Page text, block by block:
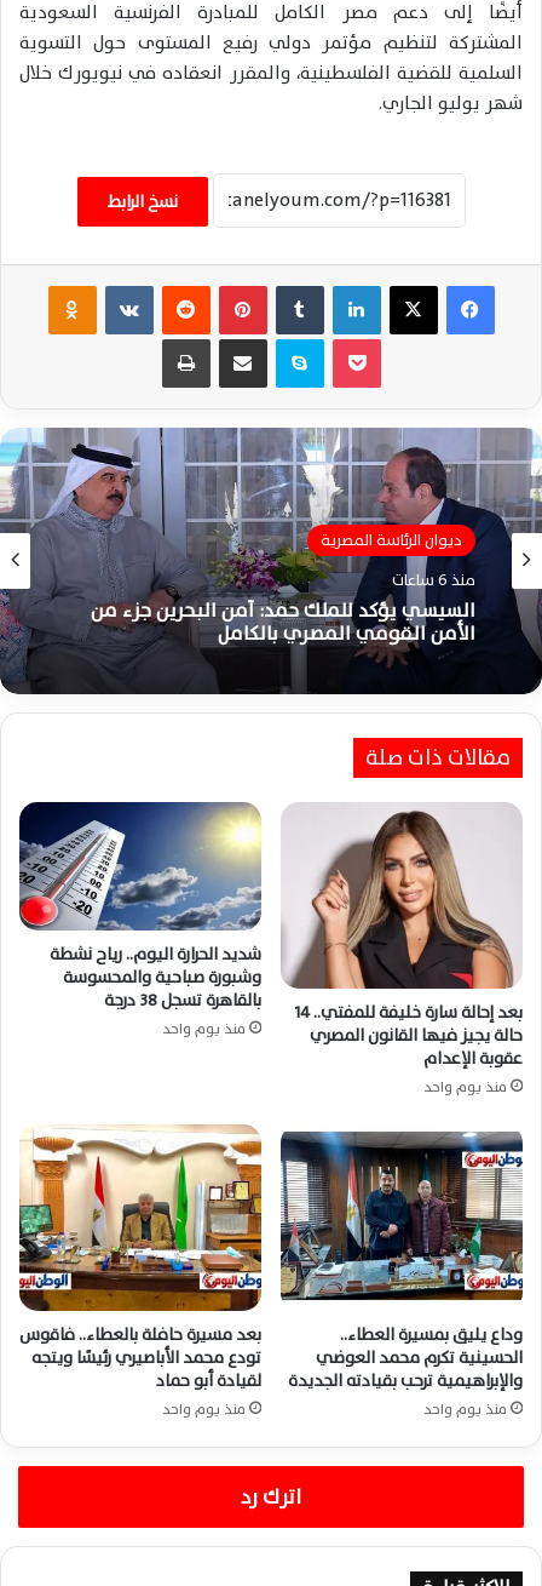
أيضًا إلى دعم مصر الكامل للمبادرة الفرنسية السعودية
المشتركة لتنظيم مؤتمر دولي رفيع المستوى حول التسوية
السلمية للقضية الفلسطينية، والمقرر انعقاده في نيويورك خلال
شهر يوليو الجاري.
نسخ الرابط
فيسبوك ‫X لينكدإن بينتيريست ‏VKontakte
سكايب مشاركة عبر البريد طباعة
ديوان الرئاسة المصرية
منذ 6 ساعات
السيسي يؤكد للملك حمد: أمن البحرين جزء من
الأمن القومي المصري بالكامل
مقالات ذات صلة
بعد إحالة سارة خليفة للمفتي.. 14
حالة يجيز فيها القانون المصري
عقوبة الإعدام
منذ يوم واحد
شديد الحرارة اليوم.. رياح نشطة
وشبورة صباحية والمحسوسة
بالقاهرة تسجل 38 درجة
منذ يوم واحد
وداع يليق بمسيرة العطاء..
الحسينية تكرم محمد العوضي
والإبراهيمية ترحب بقيادته الجديدة
منذ يوم واحد
بعد مسيرة حافلة بالعطاء.. فاقوس
تودع محمد الأباصيري رئيسًا ويتجه
لقيادة أبو حماد
منذ يوم واحد
اترك رد